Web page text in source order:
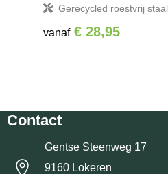
Gerecycled roestvrij staal
vanaf € 28,95
Contact
Gentse Steenweg 17
9160 Lokeren